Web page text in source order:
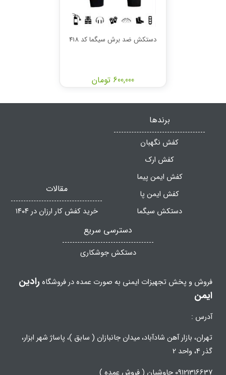
دستکش ضد برش سیگما کد 418
600,000 تومان
برندها
کفش نگهبان
کفش ارک
کفش ایمن پیما
کفش ایمن پا
دستکش سیگما
مقالات
خرید کفش کار ارزان در ۱۴۰۴
دسترسی سریع
دستکش جوشکاری
فروش و پخش تجهیزات ایمنی به صورت عمده در فروشگاهرادین
ایمن
آدرس :
تهران، بازار آهن شادآباد، میدان جانبازان ( سابق )، پاساژ شهر ابزار،
گذر 4، واحد 2